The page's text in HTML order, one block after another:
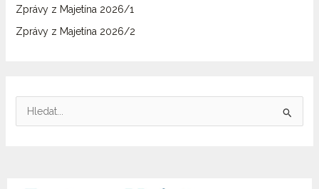
Zprávy z Majetína 2026/1
Zprávy z Majetína 2026/2